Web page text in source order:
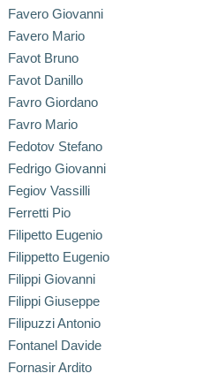
Favero Giovanni
Favero Mario
Favot Bruno
Favot Danillo
Favro Giordano
Favro Mario
Fedotov Stefano
Fedrigo Giovanni
Fegiov Vassilli
Ferretti Pio
Filipetto Eugenio
Filippetto Eugenio
Filippi Giovanni
Filippi Giuseppe
Filipuzzi Antonio
Fontanel Davide
Fornasir Ardito